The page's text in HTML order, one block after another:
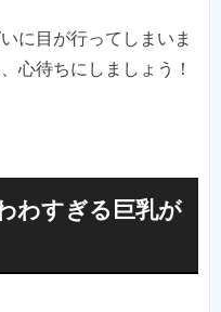
に目が行ってしまいま
心待ちにしましょう！
わすぎる巨乳が